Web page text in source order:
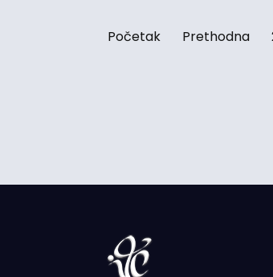
Početak Prethodna